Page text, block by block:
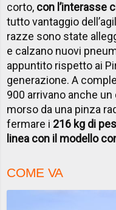
corto, con l’interasse
tutto vantaggio
razze sono state
e calzano nuovi
appuntito rispetto ai
generazione. A
900 arrivano anche
morso da una pinza
fermare i 216 kg di
linea con il modello
COME VA